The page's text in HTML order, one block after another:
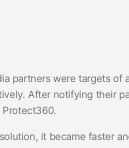
partners were targets of
After notifying their
it became faster